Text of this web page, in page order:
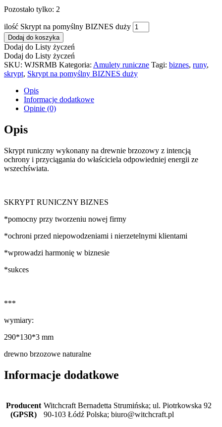
Pozostało tylko: 2
ilość Skrypt na pomyślny BIZNES duży
Dodaj do koszyka
Dodaj do Listy życzeń
Dodaj do Listy życzeń
SKU: WJSRMB Kategoria: Amulety runiczne Tagi: biznes, runy,
skrypt, Skrypt na pomyślny BIZNES duży
Opis
Informacje dodatkowe
Opinie (0)
Opis
Skrypt runiczny wykonany na drewnie brzozowy z intencją
ochrony i przyciągania do właściciela odpowiedniej energii ze
wszechświata.
SKRYPT RUNICZNY BIZNES
*pomocny przy tworzeniu nowej firmy
*ochroni przed niepowodzeniami i nierzetelnymi klientami
*wprowadzi harmonię w biznesie
*sukces
***
wymiary:
290*130*3 mm
drewno brzozowe naturalne
Informacje dodatkowe
Producent
(GPSR)
Witchcraft Bernadetta Strumińska; ul. Piotrkowska 92
90-103 Łódź Polska; biuro@witchcraft.pl